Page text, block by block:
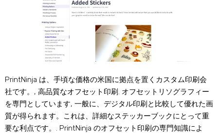
PrintNinja は、手頃な価格の米国に拠点を置くカスタム印刷会
社です。, 高品質なオフセット印刷. オフセットリソグラフィー
を専門としています, 一般に、デジタル印刷と比較して優れた画
質が得られます。これは、詳細なステッカーブックにとって重
要な利点です。. PrintNinja のオフセット印刷の専門知識によ